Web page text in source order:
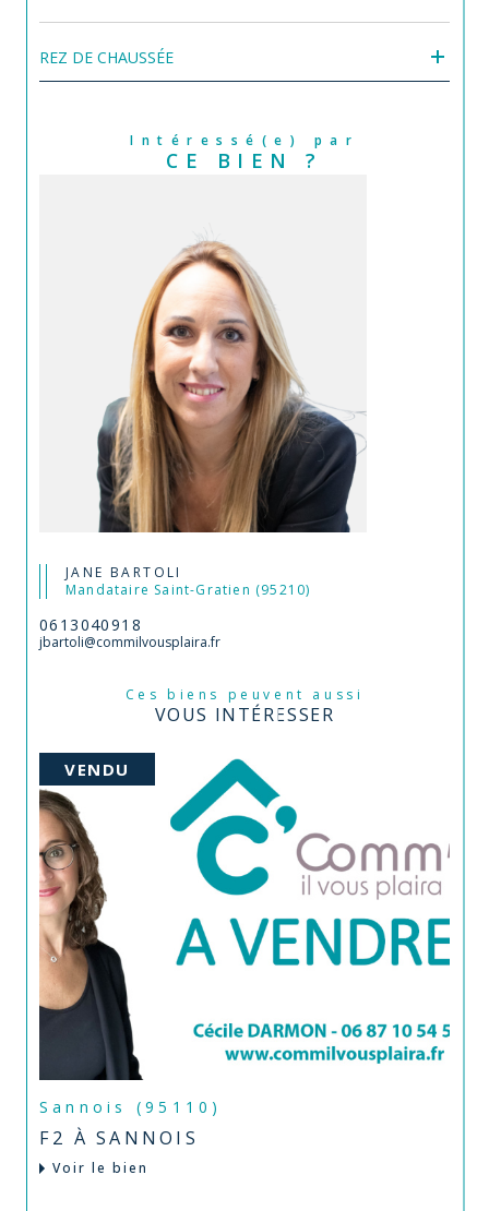
REZ DE CHAUSSÉE
Intéressé(e) par
CE BIEN ?
JANE BARTOLI
Mandataire Saint-Gratien (95210)
0613040918
jbartoli@commilvousplaira.fr
Ces biens peuvent aussi
VOUS INTÉRESSER
VENDU
Sannois (95110)
F2 À SANNOIS
Voir le bien